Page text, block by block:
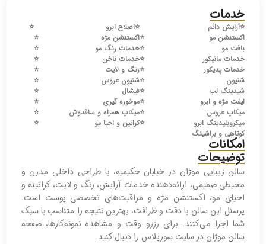
خدمات
⭐️آرایش دائم ⭐️اصلاح ابرو
⭐️
اکستنشن مو
⭐️اکستنشن مژه
⭐️
بافت مو
⭐️خدمات رنگ مو
⭐️
خدمات مانیکور
⭐️خدمات ناخن
⭐️
خدمات پدیکور
⭐️رنگ و لایت
⭐️
شنیون
⭐️شنیون عروس
⭐️
شیدینگ لب
⭐️فیشال
⭐️
لیفت مژه و ابرو
⭐️موخوره گیری
⭐️
میکاپ عروس
⭐️میکاپ همراه و ساقدوش
⭐️
میکروبلیدینگ ابرو
⭐️کراتین و احیا مو
⭐️
کوتاهی و براشینگ
امکانات
توضیحات
سالن زیبایی موژان در خیابان حکیمیه، با طراحی داخلی مدرن و
محیطی صمیمی، ارائه‌دهنده خدمات آرایش، رنگ و لایت، کراتینه و
احیای مو، اکستنشن مژه و مراقبت‌های تخصصی پوست است.
پرسنل این سالن با دقت و ظرافت، بهترین نتیجه را متناسب با سبک
شما اجرا می‌کنند. برای رزرو وقت و مشاهده نمونه‌کارها، صفحه
سالن موژان در سایت سورپلاس را دنبال کنید.